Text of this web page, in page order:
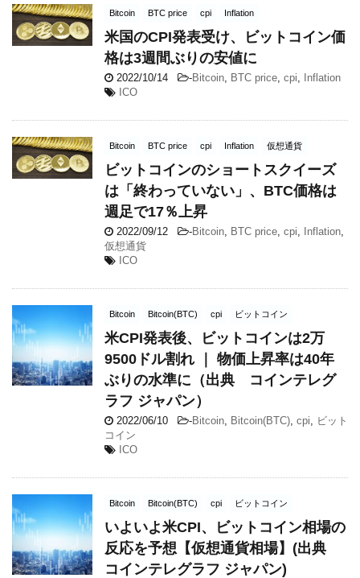
Bitcoin BTC price cpi Inflation
米国のCPI発表受け、ビットコイン価
格は3週間ぶりの安値に
2022/10/14 -Bitcoin BTC price cpi
Inflation
ICO
Bitcoin BTC price cpi Inflation 仮想通貨
ビットコインのショートスクイーズ
は「終わっていない」、BTC価格は
週足で17％上昇
2022/09/12 -Bitcoin BTC price cpi Inflation
仮想通貨
ICO
Bitcoin Bitcoin(BTC) cpi ビットコイン
米CPI発表後、ビットコインは2万
9500ドル割れ ｜ 物価上昇率は40年
ぶりの水準に（出典 コインテレグ
ラフ ジャパン）
2022/06/10 -Bitcoin Bitcoin(BTC) cpi
ビット
コイン
ICO
Bitcoin Bitcoin(BTC) cpi ビットコイン
いよいよ米CPI、ビットコイン相場の
反応を予想【仮想通貨相場】(出典
コインテレグラフ ジャパン)